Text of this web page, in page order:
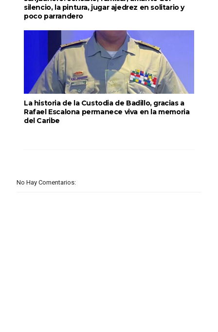
silencio, la pintura, jugar ajedrez en solitario y
poco parrandero
La historia de la Custodia de Badillo, gracias a
Rafael Escalona permanece viva en la memoria
del Caribe
No Hay Comentarios: